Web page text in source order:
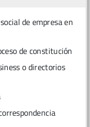
de empresa en
de constitución
o directorios